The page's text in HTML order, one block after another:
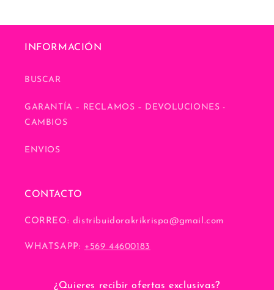
INFORMACIÓN
BUSCAR
GARANTÍA – RECLAMOS – DEVOLUCIONES -
CAMBIOS
ENVIOS
CONTACTO
CORREO: distribuidorakrikrispa@gmail.com
WHATSAPP: +569 44600183
¿Quieres recibir ofertas exclusivas?